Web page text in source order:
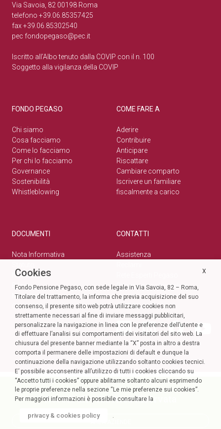
Via Savoia, 82 00198 Roma
telefono +39.06.85357425
fax +39.06.85302540
pec fondopegaso@pec.it
Iscritto all’Albo tenuto dalla COVIP con il n. 100
Soggetto alla vigilanza della COVIP
FONDO PEGASO
Chi siamo
Cosa facciamo
Come lo facciamo
Per chi lo facciamo
Governance
Sostenibilità
Whistleblowing
COME FARE A
Aderire
Contribuire
Anticipare
Riscattare
Cambiare comparto
Iscrivere un familiare
fiscalmente a carico
DOCUMENTI
Nota Informativa
Normativa
Bilanci
Modulistica
Circolari
CONTATTI
Assistenza
Privacy e cookie policy
SOCIAL
Accedi alla tua Area Riservata
X
Cookies
Fondo Pensione Pegaso, con sede legale in Via Savoia, 82 – Roma,
Titolare del trattamento, la informa che previa acquisizione del suo
consenso, il presente sito web potrà utilizzare cookies non
strettamente necessari al fine di inviare messaggi pubblicitari,
personalizzare la navigazione in linea con le preferenze dell’utente e
di effettuare l’analisi sui comportamenti dei visitatori del sito web. La
chiusura del presente banner mediante la “X” posta in altro a destra
comporta il permanere delle impostazioni di default e dunque la
continuazione della navigazione utilizzando soltanto cookies tecnici.
E’ possibile acconsentire all’utilizzo di tutti i cookies cliccando su
“Accetto tutti i cookies” oppure abilitarne soltanto alcuni esprimendo
le proprie preferenze nella sezione “Le mie preferenze sui cookies”.
Per maggiori informazioni è possibile consultare la
privacy & cookies policy .